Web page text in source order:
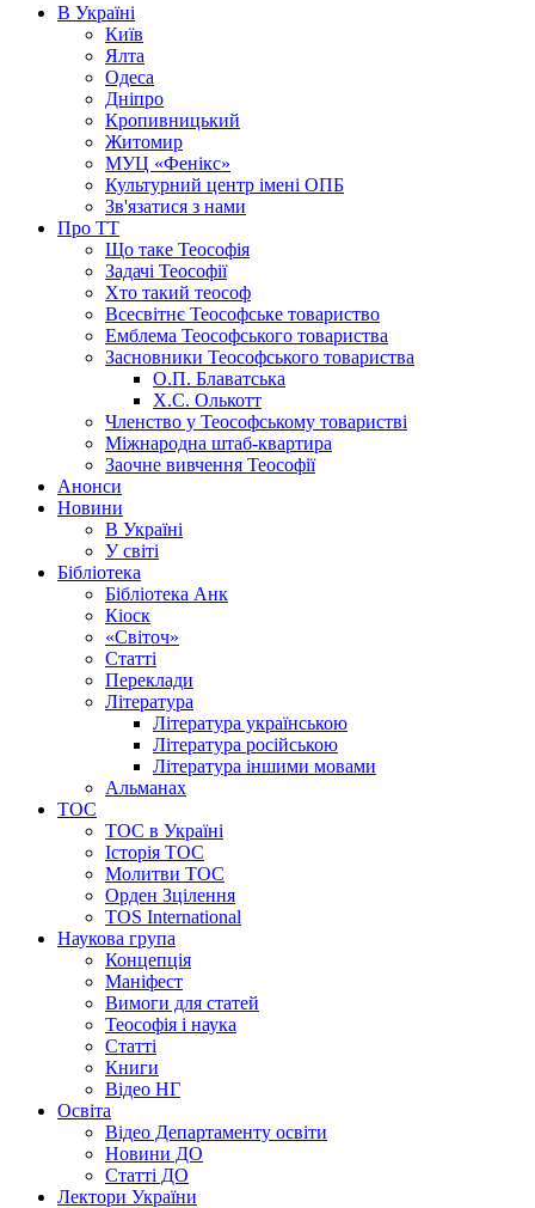
В Україні
Київ
Ялта
Одеса
Дніпро
Кропивницький
Житомир
МУЦ «Фенікс»
Культурний центр імені ОПБ
Зв'язатися з нами
Про ТТ
Що таке Теософія
Задачі Теософії
Хто такий теософ
Всесвітнє Теософське товариство
Емблема Теософського товариства
Засновники Теософського товариства
О.П. Блаватська
Х.С. Олькотт
Членство у Теософському товаристві
Міжнародна штаб-квартира
Заочне вивчення Теософії
Анонси
Новини
В Україні
У світі
Бібліотека
Бібліотека Анк
Кіоск
«Світоч»
Статті
Переклади
Література
Література українською
Література російською
Література іншими мовами
Альманах
ТОС
ТОС в Україні
Історія ТОС
Молитви ТОС
Орден Зцілення
TOS International
Наукова група
Концепція
Маніфест
Вимоги для статей
Теософія і наука
Статті
Книги
Відео НГ
Освіта
Відео Департаменту освіти
Новини ДО
Статті ДО
Лектори України